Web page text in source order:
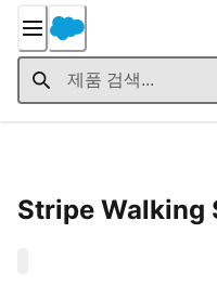
Content
Stripe Walking